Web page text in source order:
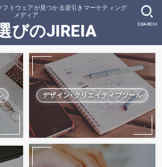
トウェアが見つかる逆引きマーケティング
メディア
びのJIREIA SEARCH
デザイン･クリエイティブツール